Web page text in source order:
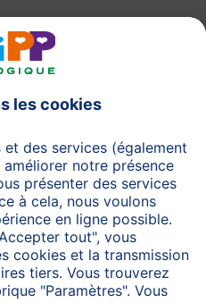
Protection d'utilisation
A propos de HiPP
nous